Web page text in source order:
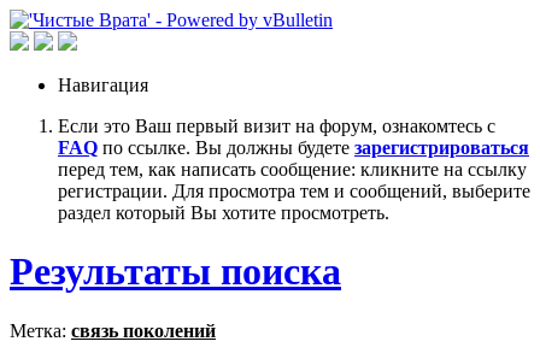
Навигация
Если это Ваш первый визит на форум, ознакомтесь с
FAQ по ссылке. Вы должны будете зарегистрироваться
перед тем, как написать сообщение: кликните на ссылку
регистрации. Для просмотра тем и сообщений, выберите
раздел который Вы хотите просмотреть.
Результаты поиска
Метка: связь поколений